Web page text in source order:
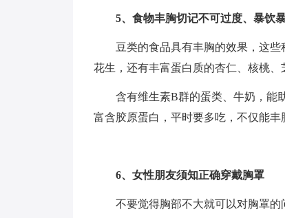
5、食物丰胸切记不可过度、暴饮
豆类的食品具有丰胸的效果，这些
花生，还有丰富蛋白质的杏仁、核桃、
含有维生素B群的蛋类、牛奶，能
富含胶原蛋白，平时要多吃，不仅能丰
6、女性朋友须知正确穿戴胸罩
不要觉得胸部不大就可以对胸罩